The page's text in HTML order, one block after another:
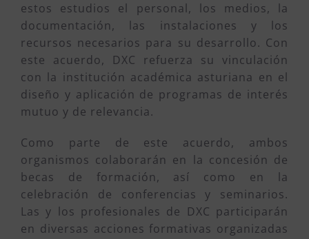
estos estudios el personal, los medios, la
documentación, las instalaciones y los
recursos necesarios para su desarrollo. Con
este acuerdo, DXC refuerza su vinculación
con la institución académica asturiana en el
diseño y aplicación de programas de interés
mutuo y de relevancia.
Como parte de este acuerdo, ambos
organismos colaborarán en la concesión de
becas de formación, así como en la
celebración de conferencias y seminarios.
Las y los profesionales de DXC participarán
en diversas acciones formativas organizadas